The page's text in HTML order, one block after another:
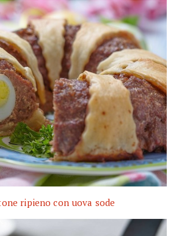
ripieno con uova sode